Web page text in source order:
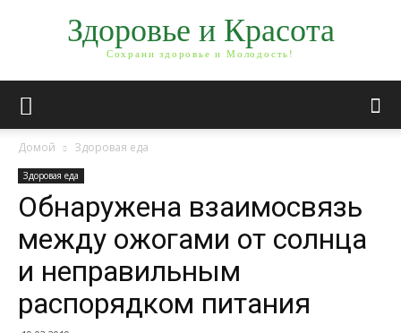
Здоровье и Красота
Сохрани здоровье и Молодость!
Домой Здоровая еда
Здоровая еда
Обнаружена взаимосвязь
между ожогами от солнца
и неправильным
распорядком питания